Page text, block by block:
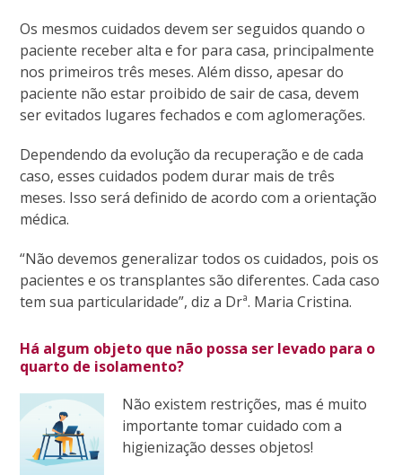
Os mesmos cuidados devem ser seguidos quando o
paciente receber alta e for para casa, principalmente
nos primeiros três meses. Além disso, apesar do
paciente não estar proibido de sair de casa, devem
ser evitados lugares fechados e com aglomerações.
Dependendo da evolução da recuperação e de cada
caso, esses cuidados podem durar mais de três
meses. Isso será definido de acordo com a orientação
médica.
“Não devemos generalizar todos os cuidados, pois os
pacientes e os transplantes são diferentes. Cada caso
tem sua particularidade”, diz a Drª. Maria Cristina.
Há algum objeto que não possa ser levado para o
quarto de isolamento?
Não existem restrições, mas é muito
importante tomar cuidado com a
higienização desses objetos!